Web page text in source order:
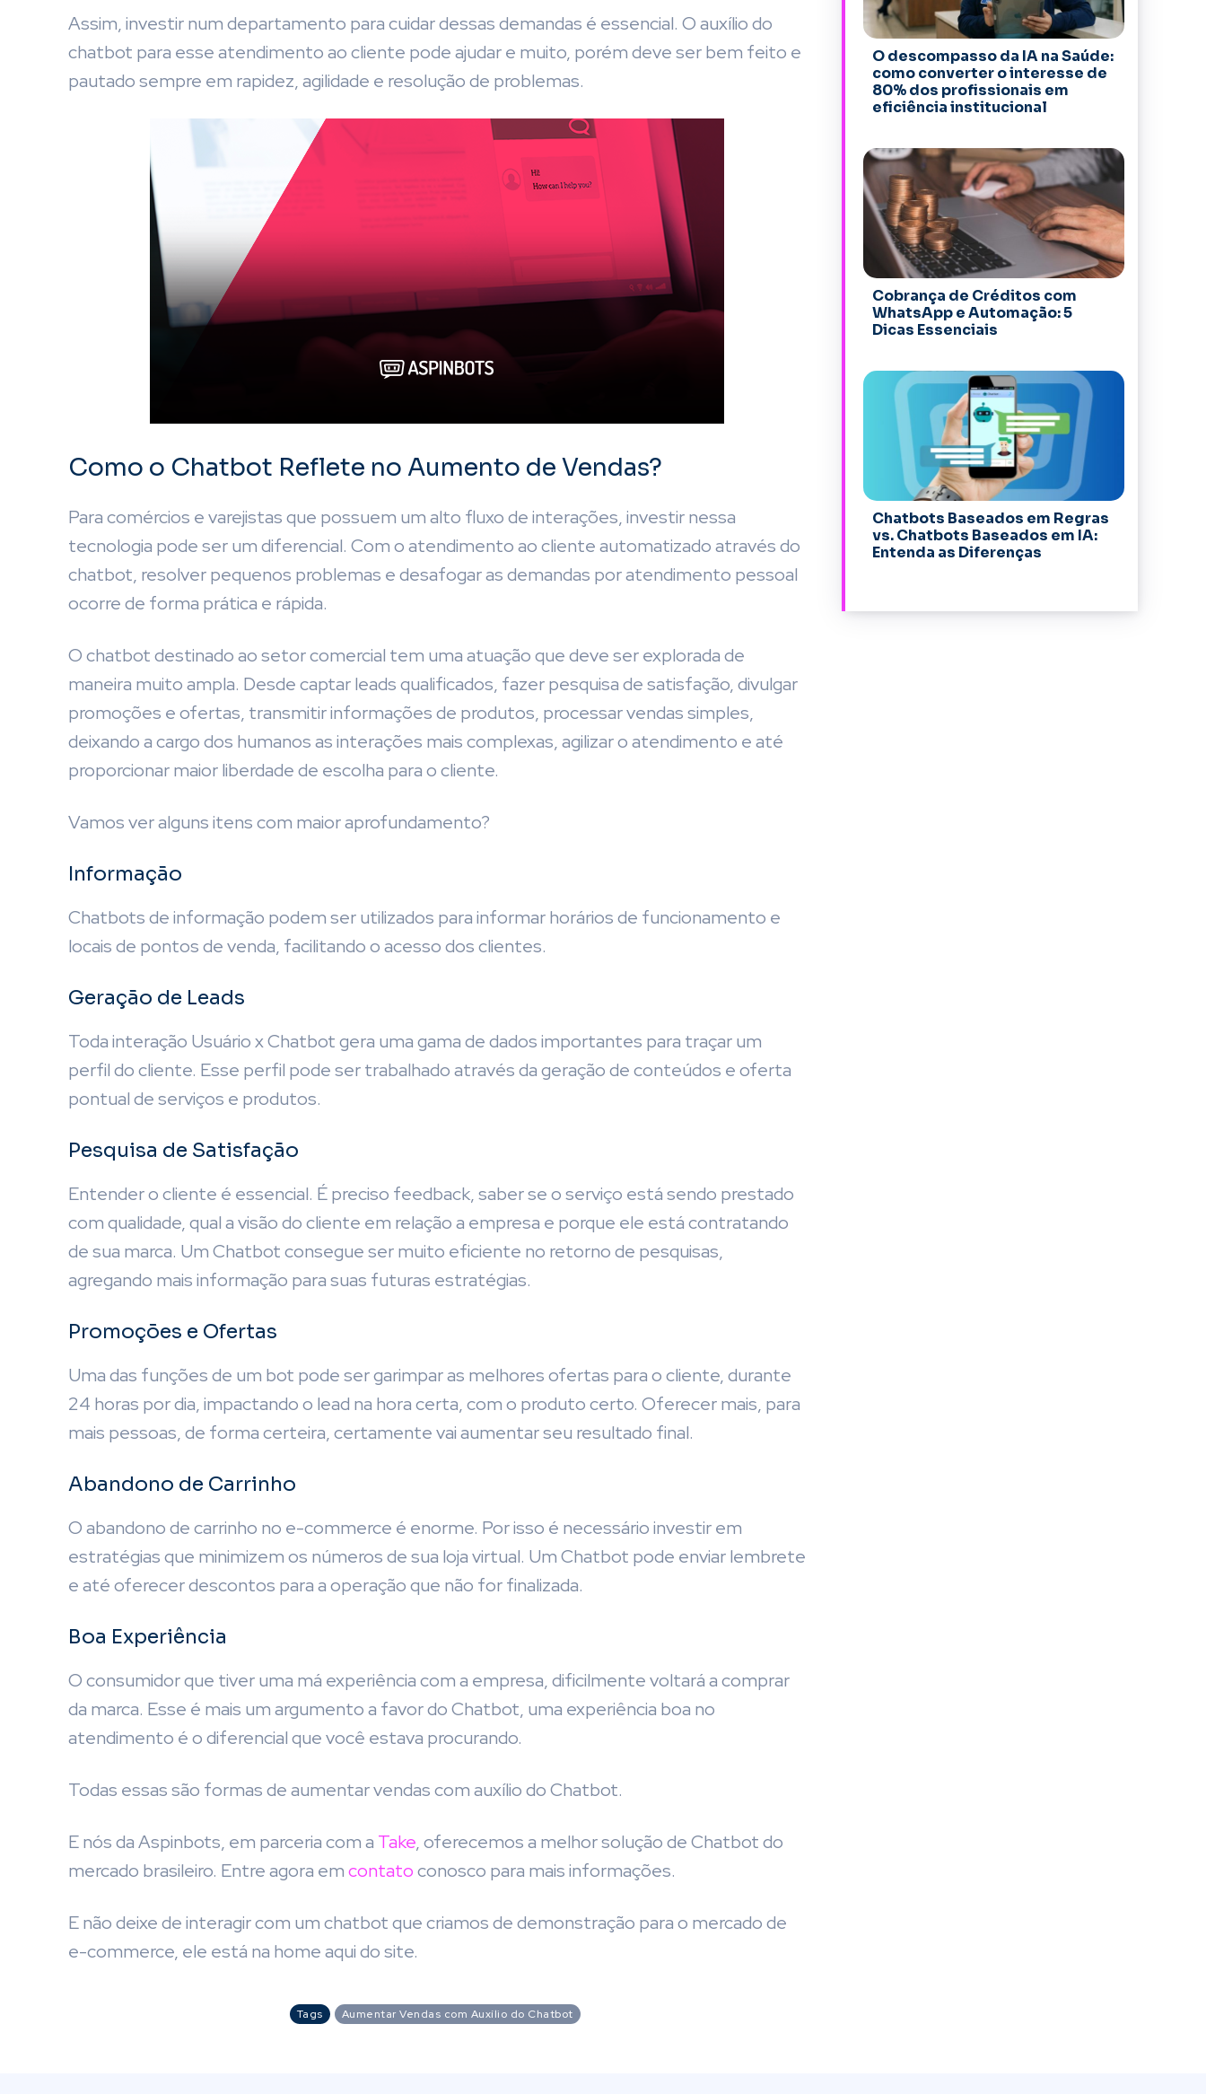
Assim, investir num departamento para cuidar dessas demandas é essencial. O auxílio do
chatbot para esse atendimento ao cliente pode ajudar e muito, porém deve ser bem feito e
pautado sempre em rapidez, agilidade e resolução de problemas.
Como o Chatbot Reflete no Aumento de Vendas?
Para comércios e varejistas que possuem um alto fluxo de interações, investir nessa
tecnologia pode ser um diferencial. Com o atendimento ao cliente automatizado através do
chatbot, resolver pequenos problemas e desafogar as demandas por atendimento pessoal
ocorre de forma prática e rápida.
O chatbot destinado ao setor comercial tem uma atuação que deve ser explorada de
maneira muito ampla. Desde captar leads qualificados, fazer pesquisa de satisfação, divulgar
promoções e ofertas, transmitir informações de produtos, processar vendas simples,
deixando a cargo dos humanos as interações mais complexas, agilizar o atendimento e até
proporcionar maior liberdade de escolha para o cliente.
Vamos ver alguns itens com maior aprofundamento?
Informação
Chatbots de informação podem ser utilizados para informar horários de funcionamento e
locais de pontos de venda, facilitando o acesso dos clientes.
Geração de Leads
Toda interação Usuário x Chatbot gera uma gama de dados importantes para traçar um
perfil do cliente. Esse perfil pode ser trabalhado através da geração de conteúdos e oferta
pontual de serviços e produtos.
Pesquisa de Satisfação
Entender o cliente é essencial. É preciso feedback, saber se o serviço está sendo prestado
com qualidade, qual a visão do cliente em relação a empresa e porque ele está contratando
de sua marca. Um Chatbot consegue ser muito eficiente no retorno de pesquisas,
agregando mais informação para suas futuras estratégias.
Promoções e Ofertas
Uma das funções de um bot pode ser garimpar as melhores ofertas para o cliente, durante
24 horas por dia, impactando o lead na hora certa, com o produto certo. Oferecer mais, para
mais pessoas, de forma certeira, certamente vai aumentar seu resultado final.
Abandono de Carrinho
O abandono de carrinho no e-commerce é enorme. Por isso é necessário investir em
estratégias que minimizem os números de sua loja virtual. Um Chatbot pode enviar lembrete
e até oferecer descontos para a operação que não for finalizada.
Boa Experiência
O consumidor que tiver uma má experiência com a empresa, dificilmente voltará a comprar
da marca. Esse é mais um argumento a favor do Chatbot, uma experiência boa no
atendimento é o diferencial que você estava procurando.
Todas essas são formas de aumentar vendas com auxílio do Chatbot.
E nós da Aspinbots, em parceria com a Take, oferecemos a melhor solução de Chatbot do
mercado brasileiro. Entre agora emcontatoconosco para mais informações.
E não deixe de interagir com um chatbot que criamos de demonstração para o mercado de
e-commerce, ele está na home aqui do site.
Tags Aumentar Vendas com Auxílio do Chatbot
O descompasso da IA na Saúde:
como converter o interesse de
80% dos profissionais em
eficiência institucional
Cobrança de Créditos com
WhatsApp e Automação: 5
Dicas Essenciais
Chatbots Baseados em Regras
vs. Chatbots Baseados em IA:
Entenda as Diferenças